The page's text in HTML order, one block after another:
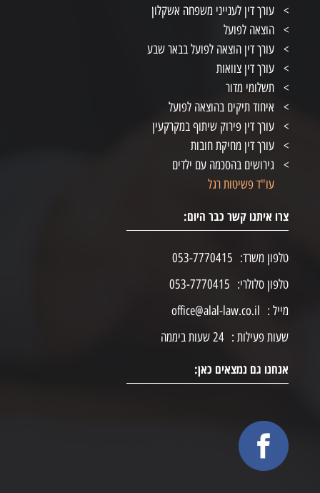
עורך דין לענייני משפחה אשקלון
הוצאה לפועל
עורך דין הוצאה לפועל בבאר שבע
עורך דין צוואות
תשלומי מדור
איחוד תיקים בהוצאה לפועל
עורך דין פירוק שיתוף במקרקעין
עורך דין מחיקת חובות
גירושים בהסכמה עם ילדים
עו"ד פשיטות רגל
צרו איתנו קשר כבר היום:
טלפון משרד: 053-7770415
טלפון סלולרי: 053-7770415
מייל : office@alal-law.co.il
שעות פעילות : 24 שעות ביממה
אנחנו גם נמצאים כאן: